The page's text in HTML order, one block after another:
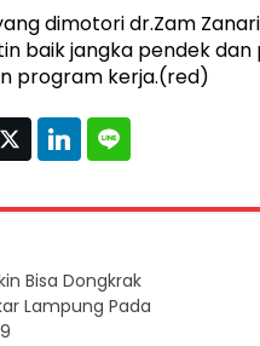
dimotori dr.Zam
baik jangka pendek
program kerja.(red)
Bisa Dongkrak
Lampung Pada